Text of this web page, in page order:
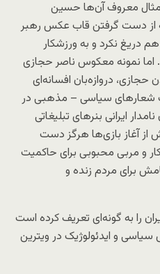
معروف آن‌ها حسین
که از دست گرفتن قاب عکس رهبر
دریغ نکرد و به ورزشکار
نمونه معکوس ناصر حجازی
دروازه‌بان افسانه‌ای
شعارهای سیاسی – مذهبی در
ایرانی بنرهای تبلیغاتی
از آغاز بازی‌ها هرگز دست
و مربی محبوبی برای حاکمیت
برای مردم زنده و
را به گونه‌ای تعریف کرده است
سیاسی و ایدئولوژیک در ویترین